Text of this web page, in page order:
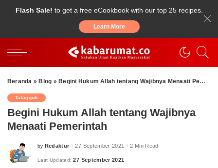
Flash Sale! to get a free eCookbook with our top 25 recipes.
Learn More
Beranda » Blog » Begini Hukum Allah tentang Wajibnya Menaati Pemerintah
Tafaqquh
Begini Hukum Allah tentang Wajibnya
Menaati Pemerintah
Posted
by Redaktur 27 September 2021 2 Min Read
Last Updated: 27 September 2021